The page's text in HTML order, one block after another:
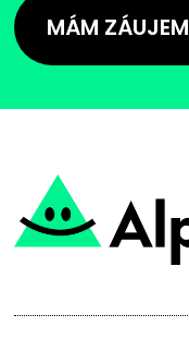
MÁM ZÁUJEM